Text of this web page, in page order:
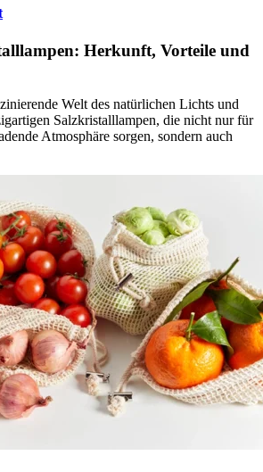
Herkunft, Vorteile und
Welt des natürlichen Lichts und
Salzkristalllampen, die nicht nur für
Atmosphäre sorgen, sondern auch